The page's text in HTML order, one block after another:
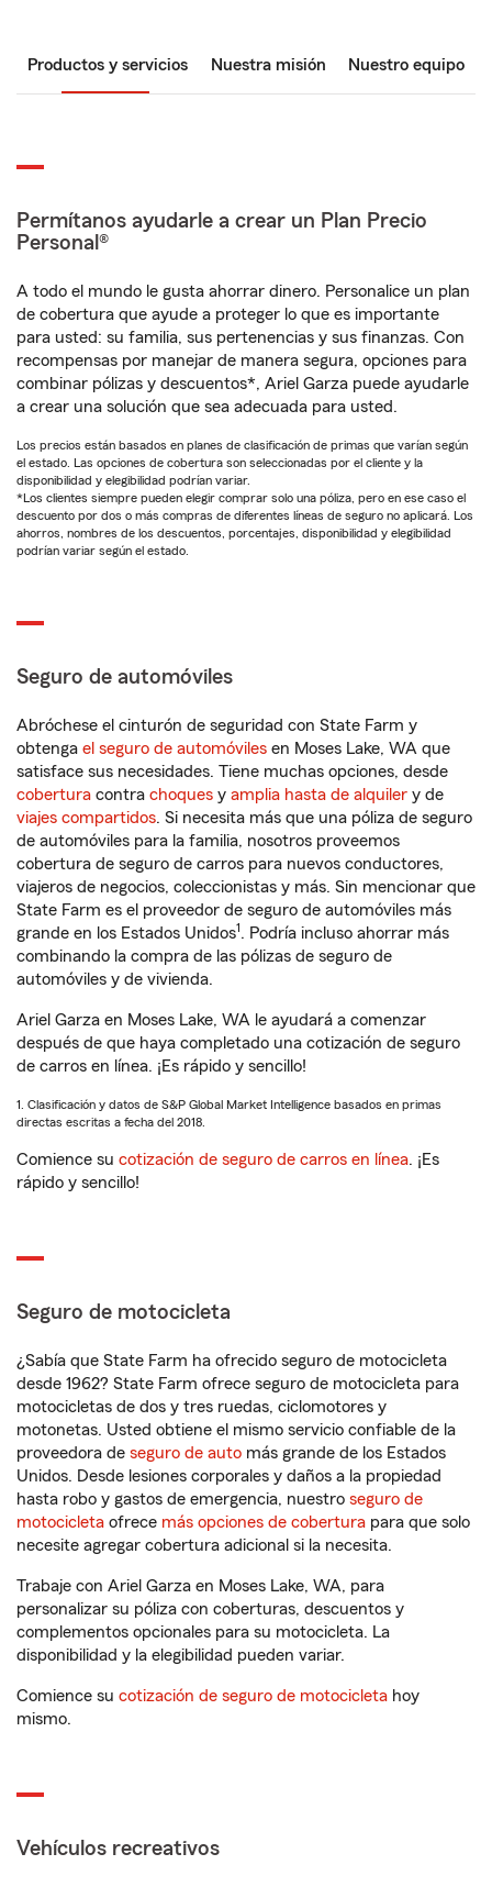
Productos y servicios Nuestra misión Nuestro equipo
Permítanos ayudarle a crear un Plan Precio
Personal®
A todo el mundo le gusta ahorrar dinero. Personalice un plan
de cobertura que ayude a proteger lo que es importante
para usted: su familia, sus pertenencias y sus finanzas. Con
recompensas por manejar de manera segura, opciones para
combinar pólizas y descuentos*, Ariel Garza puede ayudarle
a crear una solución que sea adecuada para usted.
Los precios están basados en planes de clasificación de primas que varían según
el estado. Las opciones de cobertura son seleccionadas por el cliente y la
disponibilidad y elegibilidad podrían variar.
*Los clientes siempre pueden elegir comprar solo una póliza, pero en ese caso el
descuento por dos o más compras de diferentes líneas de seguro no aplicará. Los
ahorros, nombres de los descuentos, porcentajes, disponibilidad y elegibilidad
podrían variar según el estado.
Seguro de automóviles
Abróchese el cinturón de seguridad con State Farm y
obtenga el seguro de automóviles en Moses Lake, WA que
satisface sus necesidades. Tiene muchas opciones, desde
cobertura contra choques y amplia hasta de alquiler y de
viajes compartidos. Si necesita más que una póliza de seguro
de automóviles para la familia, nosotros proveemos
cobertura de seguro de carros para nuevos conductores,
viajeros de negocios, coleccionistas y más. Sin mencionar que
State Farm es el proveedor de seguro de automóviles más
grande en los Estados Unidos1. Podría incluso ahorrar más
combinando la compra de las pólizas de seguro de
automóviles y de vivienda.
Ariel Garza en Moses Lake, WA le ayudará a comenzar
después de que haya completado una cotización de seguro
de carros en línea. ¡Es rápido y sencillo!
1. Clasificación y datos de S&P Global Market Intelligence basados en primas
directas escritas a fecha del 2018.
Comience su cotización de seguro de carros en línea. ¡Es
rápido y sencillo!
Seguro de motocicleta
¿Sabía que State Farm ha ofrecido seguro de motocicleta
desde 1962? State Farm ofrece seguro de motocicleta para
motocicletas de dos y tres ruedas, ciclomotores y
motonetas. Usted obtiene el mismo servicio confiable de la
proveedora de seguro de auto más grande de los Estados
Unidos. Desde lesiones corporales y daños a la propiedad
hasta robo y gastos de emergencia, nuestro seguro de
motocicleta ofrece más opciones de cobertura para que solo
necesite agregar cobertura adicional si la necesita.
Trabaje con Ariel Garza en Moses Lake, WA, para
personalizar su póliza con coberturas, descuentos y
complementos opcionales para su motocicleta. La
disponibilidad y la elegibilidad pueden variar.
Comience su cotización de seguro de motocicleta hoy
mismo.
Vehículos recreativos